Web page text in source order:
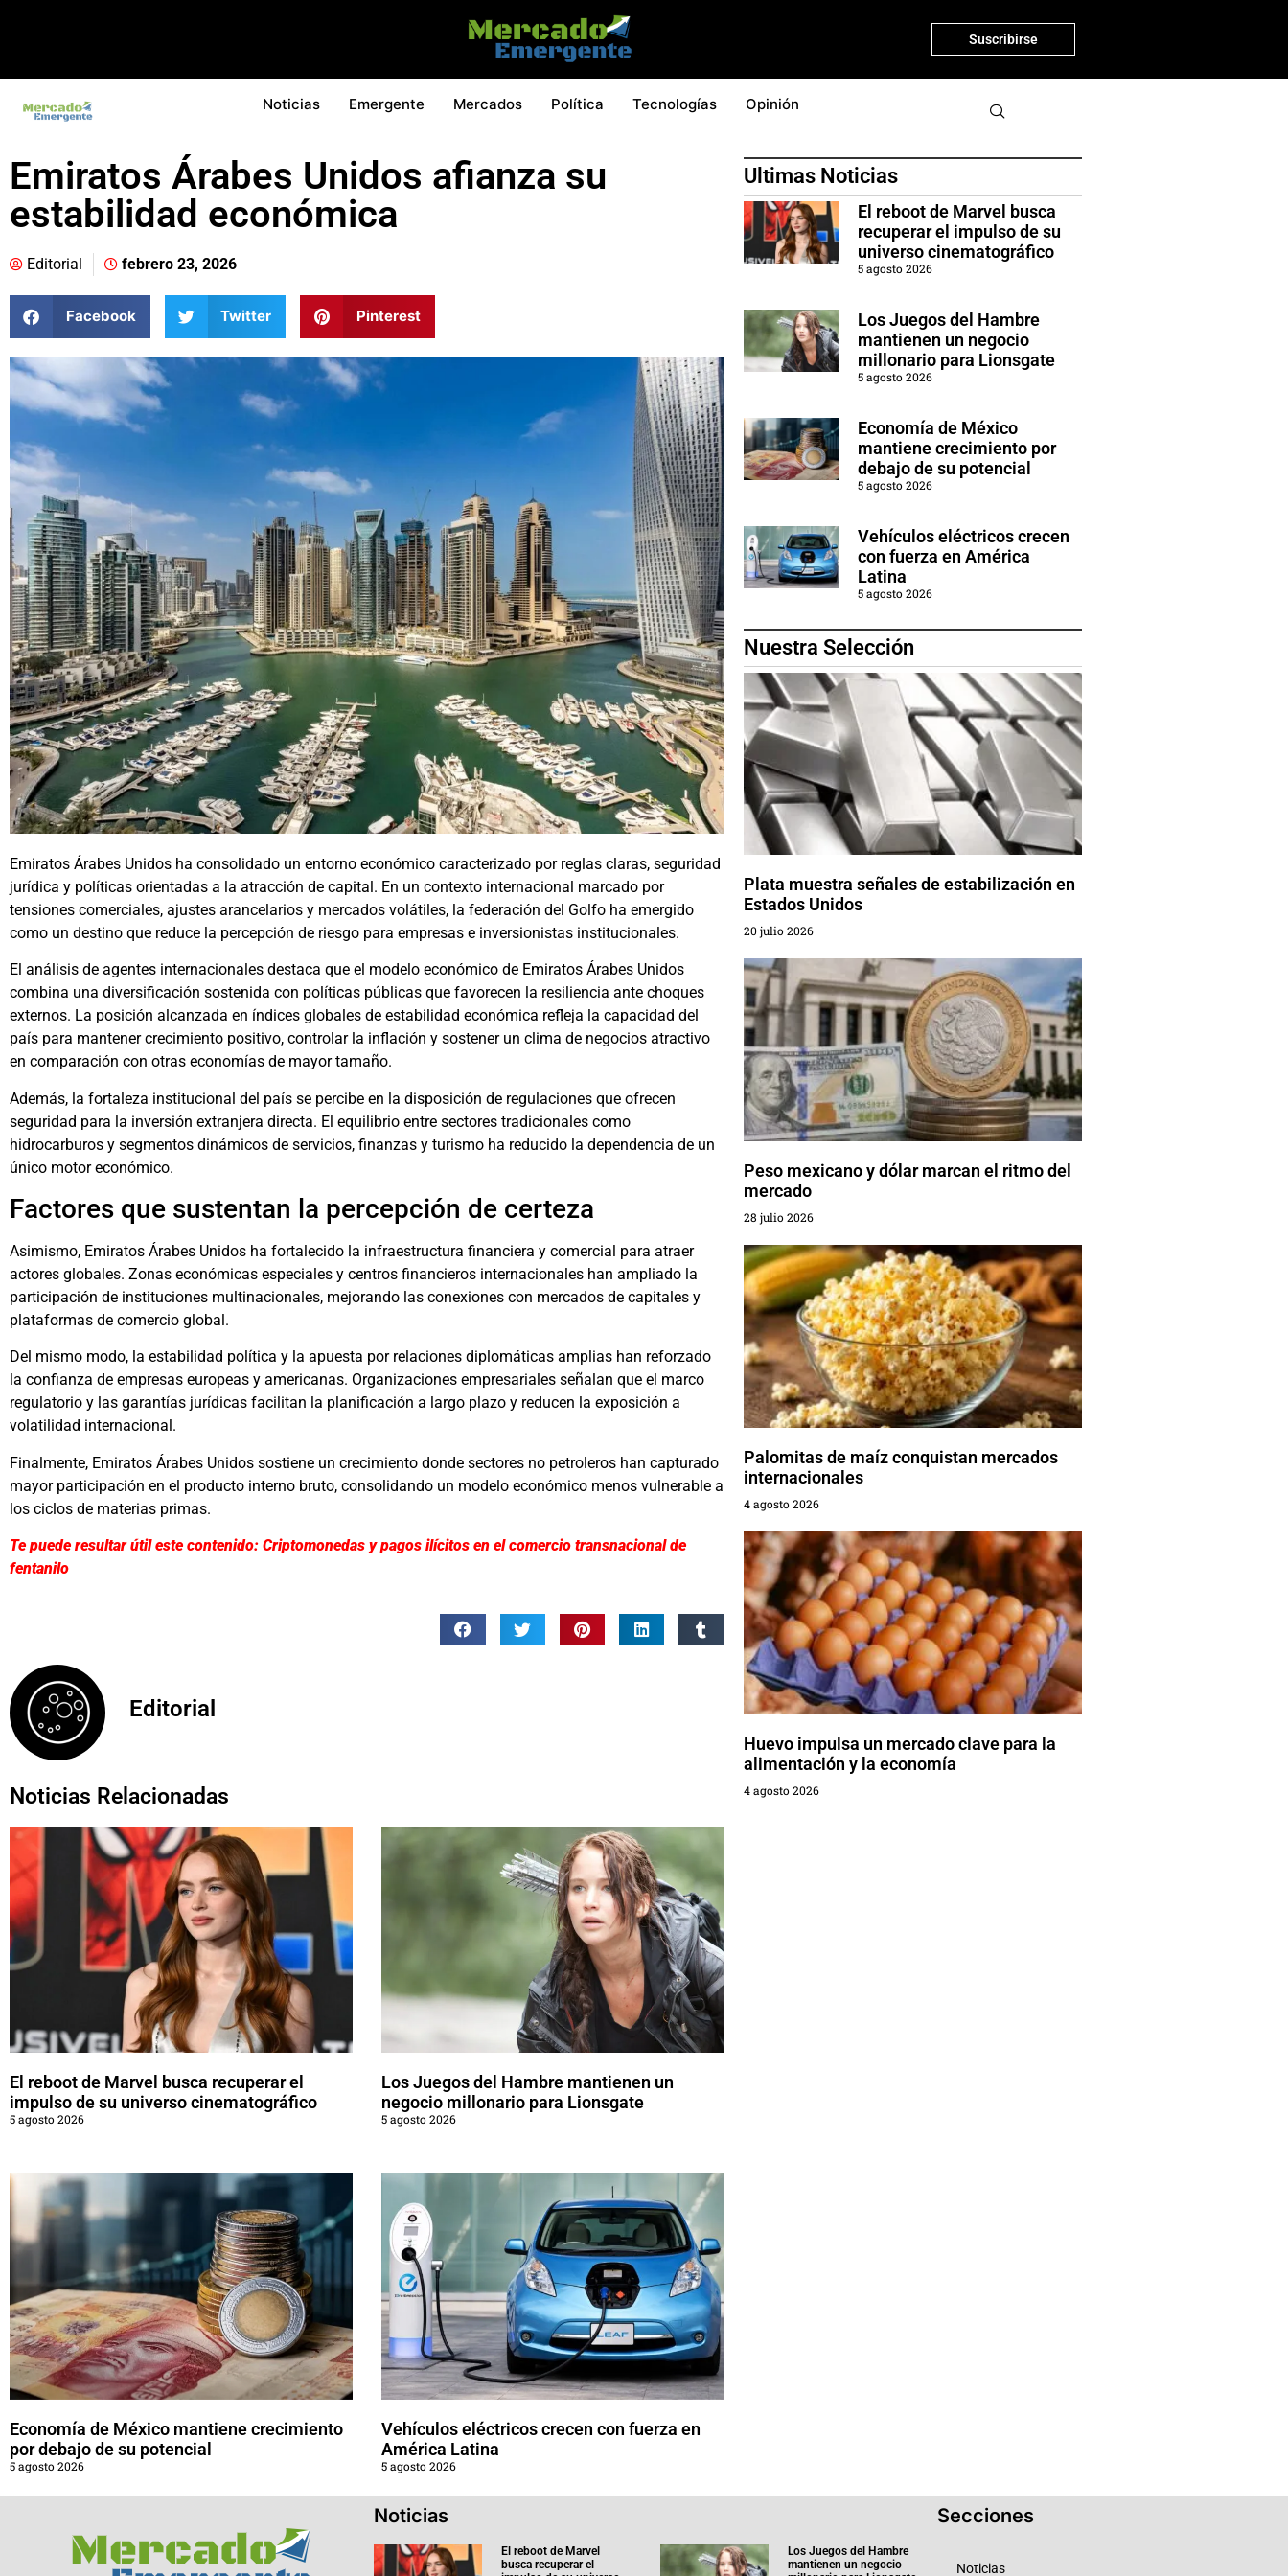
Suscribirse
Noticias Emergente Mercados Política Tecnologías Opinión
Emiratos Árabes Unidos afianza su
estabilidad económica
Editorial febrero 23, 2026
Facebook Twitter Pinterest
Emiratos Árabes Unidos ha consolidado un entorno económico caracterizado por reglas claras, seguridad
jurídica y políticas orientadas a la atracción de capital. En un contexto internacional marcado por
tensiones comerciales, ajustes arancelarios y mercados volátiles, la federación del Golfo ha emergido
como un destino que reduce la percepción de riesgo para empresas e inversionistas institucionales.
El análisis de agentes internacionales destaca que el modelo económico de Emiratos Árabes Unidos
combina una diversificación sostenida con políticas públicas que favorecen la resiliencia ante choques
externos. La posición alcanzada en índices globales de estabilidad económica refleja la capacidad del
país para mantener crecimiento positivo, controlar la inflación y sostener un clima de negocios atractivo
en comparación con otras economías de mayor tamaño.
Además, la fortaleza institucional del país se percibe en la disposición de regulaciones que ofrecen
seguridad para la inversión extranjera directa. El equilibrio entre sectores tradicionales como
hidrocarburos y segmentos dinámicos de servicios, finanzas y turismo ha reducido la dependencia de un
único motor económico.
Factores que sustentan la percepción de certeza
Asimismo, Emiratos Árabes Unidos ha fortalecido la infraestructura financiera y comercial para atraer
actores globales. Zonas económicas especiales y centros financieros internacionales han ampliado la
participación de instituciones multinacionales, mejorando las conexiones con mercados de capitales y
plataformas de comercio global.
Del mismo modo, la estabilidad política y la apuesta por relaciones diplomáticas amplias han reforzado
la confianza de empresas europeas y americanas. Organizaciones empresariales señalan que el marco
regulatorio y las garantías jurídicas facilitan la planificación a largo plazo y reducen la exposición a
volatilidad internacional.
Finalmente, Emiratos Árabes Unidos sostiene un crecimiento donde sectores no petroleros han capturado
mayor participación en el producto interno bruto, consolidando un modelo económico menos vulnerable a
los ciclos de materias primas.
Te puede resultar útil este contenido: Criptomonedas y pagos ilícitos en el comercio transnacional de
fentanilo
Editorial
Noticias Relacionadas
El reboot de Marvel busca recuperar el
impulso de su universo cinematográfico
5 agosto 2026
Los Juegos del Hambre mantienen un
negocio millonario para Lionsgate
5 agosto 2026
Economía de México mantiene crecimiento
por debajo de su potencial
5 agosto 2026
Vehículos eléctricos crecen con fuerza en
América Latina
5 agosto 2026
Ultimas Noticias
El reboot de Marvel busca
recuperar el impulso de su
universo cinematográfico
5 agosto 2026
Los Juegos del Hambre
mantienen un negocio
millonario para Lionsgate
5 agosto 2026
Economía de México
mantiene crecimiento por
debajo de su potencial
5 agosto 2026
Vehículos eléctricos crecen
con fuerza en América
Latina
5 agosto 2026
Nuestra Selección
Plata muestra señales de estabilización en
Estados Unidos
20 julio 2026
Peso mexicano y dólar marcan el ritmo del
mercado
28 julio 2026
Palomitas de maíz conquistan mercados
internacionales
4 agosto 2026
Huevo impulsa un mercado clave para la
alimentación y la economía
4 agosto 2026
Noticias
El reboot de Marvel
busca recuperar el
Los Juegos del Hambre
mantienen un negocio
Secciones
Noticias